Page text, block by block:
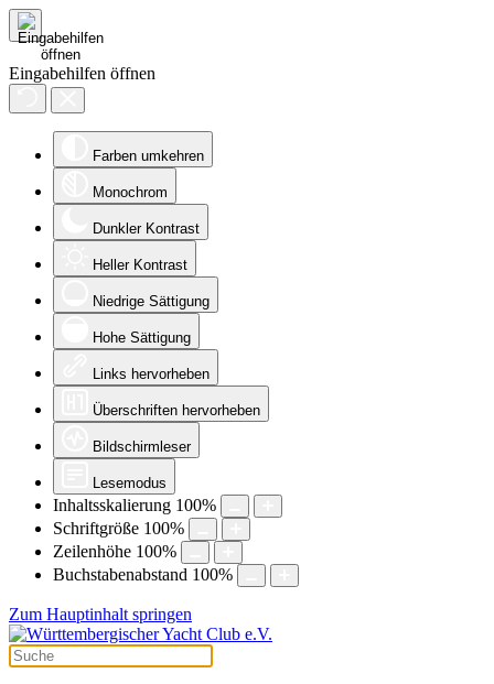
Eingabehilfen öffnen
Farben umkehren
Monochrom
Dunkler Kontrast
Heller Kontrast
Niedrige Sättigung
Hohe Sättigung
Links hervorheben
Überschriften hervorheben
Bildschirmleser
Lesemodus
Inhaltsskalierung 100%
Schriftgröße 100%
Zeilenhöhe 100%
Buchstabenabstand 100%
Zum Hauptinhalt springen